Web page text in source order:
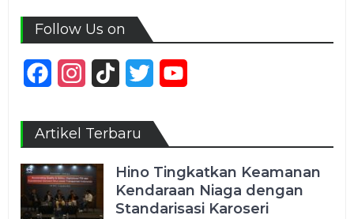
Follow Us on
FacebookInstagram
TikTok Twitter
Artikel Terbaru
Hino Tingkatkan Keamanan
Kendaraan Niaga dengan
Standarisasi Karoseri